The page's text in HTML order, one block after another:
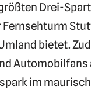
Drei-
bietet.
im